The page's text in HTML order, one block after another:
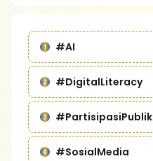
#AI
#DigitalLiteracy
#PartisipasiPublik
#SosialMedia